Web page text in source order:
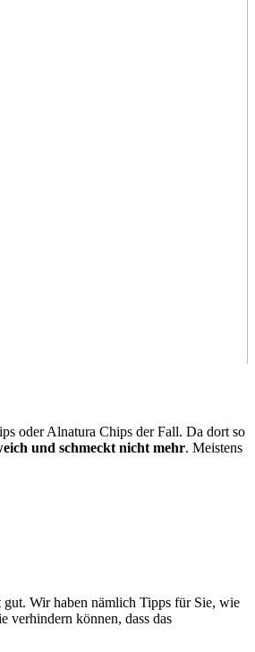
oder Alnatura Chips der Fall. Da dort so
und schmeckt nicht mehr. Meistens
gut. Wir haben nämlich Tipps für Sie, wie
verhindern können, dass das